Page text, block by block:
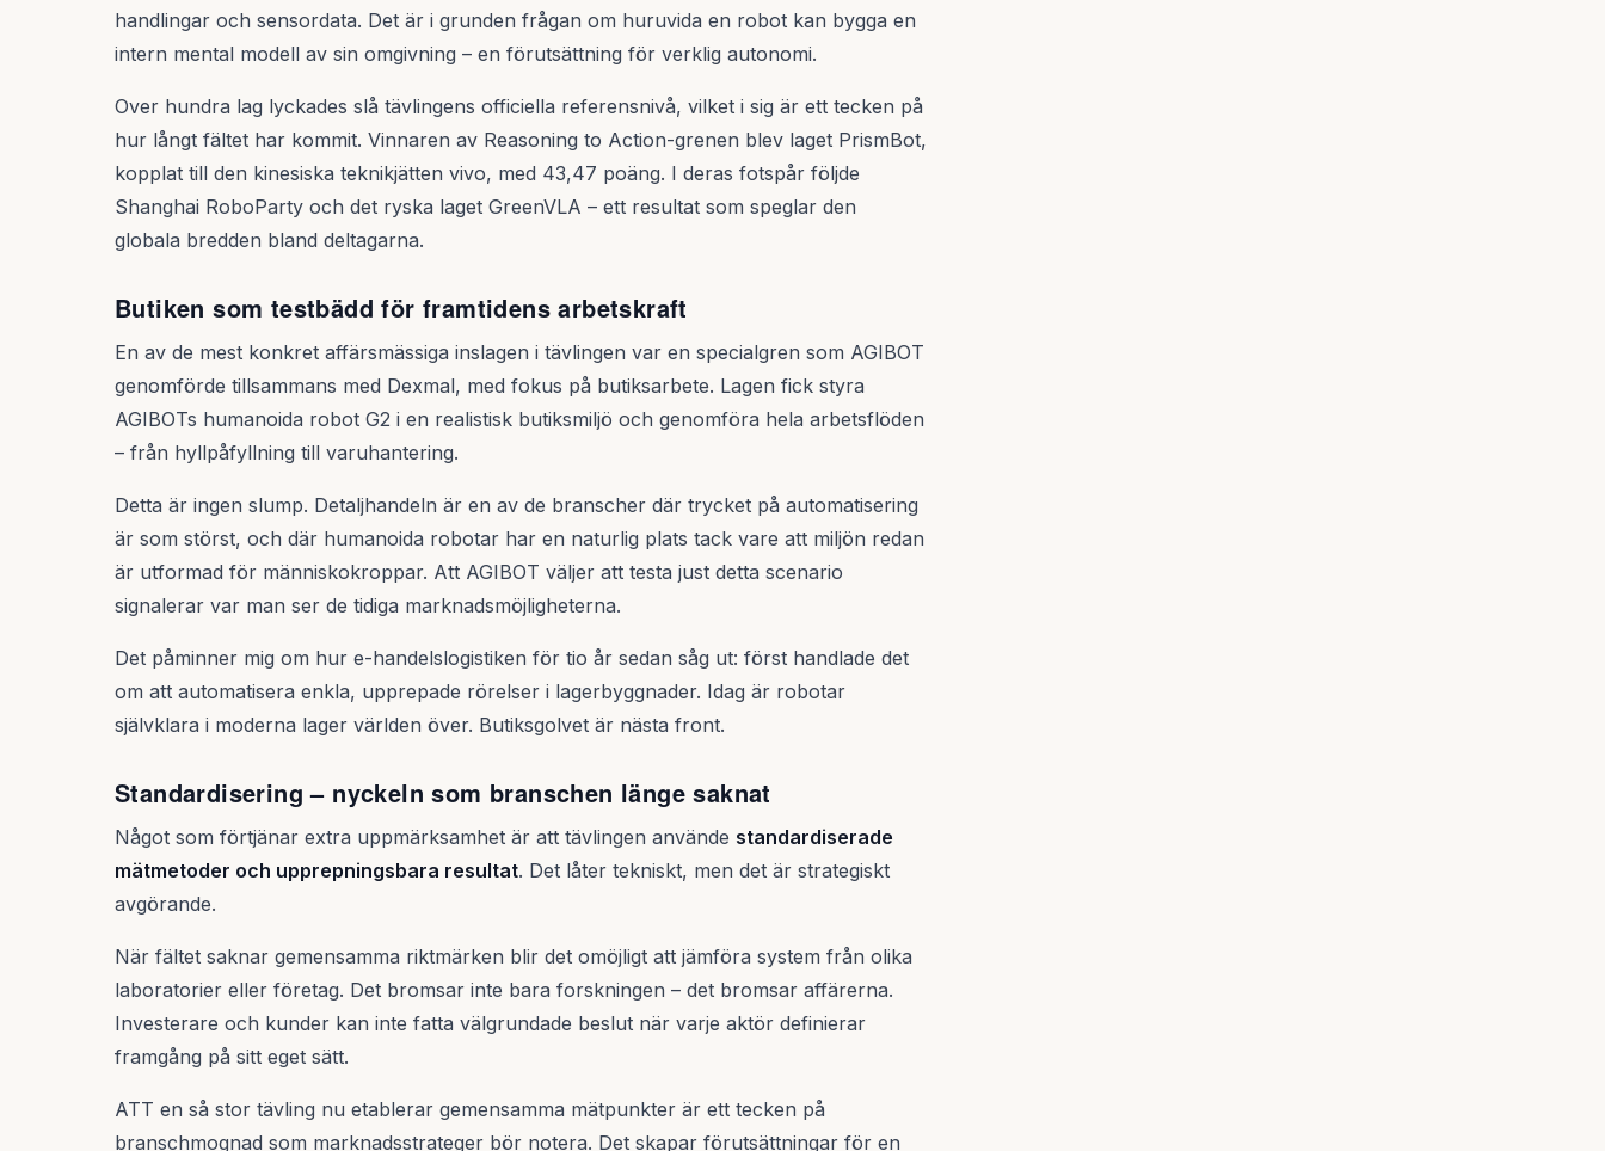
handlingar och sensordata. Det är i grunden frågan om huruvida en robot kan bygga en
intern mental modell av sin omgivning – en förutsättning för verklig autonomi.
Over hundra lag lyckades slå tävlingens officiella referensnivå, vilket i sig är ett tecken på
hur långt fältet har kommit. Vinnaren av Reasoning to Action-grenen blev laget PrismBot,
kopplat till den kinesiska teknikjätten vivo, med 43,47 poäng. I deras fotspår följde
Shanghai RoboParty och det ryska laget GreenVLA – ett resultat som speglar den
globala bredden bland deltagarna.
Butiken som testbädd för framtidens arbetskraft
En av de mest konkret affärsmässiga inslagen i tävlingen var en specialgren som AGIBOT
genomförde tillsammans med Dexmal, med fokus på butiksarbete. Lagen fick styra
AGIBOTs humanoida robot G2 i en realistisk butiksmiljö och genomföra hela arbetsflöden
– från hyllpåfyllning till varuhantering.
Detta är ingen slump. Detaljhandeln är en av de branscher där trycket på automatisering
är som störst, och där humanoida robotar har en naturlig plats tack vare att miljön redan
är utformad för människokroppar. Att AGIBOT väljer att testa just detta scenario
signalerar var man ser de tidiga marknadsmöjligheterna.
Det påminner mig om hur e-handelslogistiken för tio år sedan såg ut: först handlade det
om att automatisera enkla, upprepade rörelser i lagerbyggnader. Idag är robotar
självklara i moderna lager världen över. Butiksgolvet är nästa front.
Standardisering – nyckeln som branschen länge saknat
Något som förtjänar extra uppmärksamhet är att tävlingen använde standardiserade
mätmetoder och upprepningsbara resultat. Det låter tekniskt, men det är strategiskt
avgörande.
När fältet saknar gemensamma riktmärken blir det omöjligt att jämföra system från olika
laboratorier eller företag. Det bromsar inte bara forskningen – det bromsar affärerna.
Investerare och kunder kan inte fatta välgrundade beslut när varje aktör definierar
framgång på sitt eget sätt.
ATT en så stor tävling nu etablerar gemensamma mätpunkter är ett tecken på
branschmognad som marknadsstrateger bör notera. Det skapar förutsättningar för en